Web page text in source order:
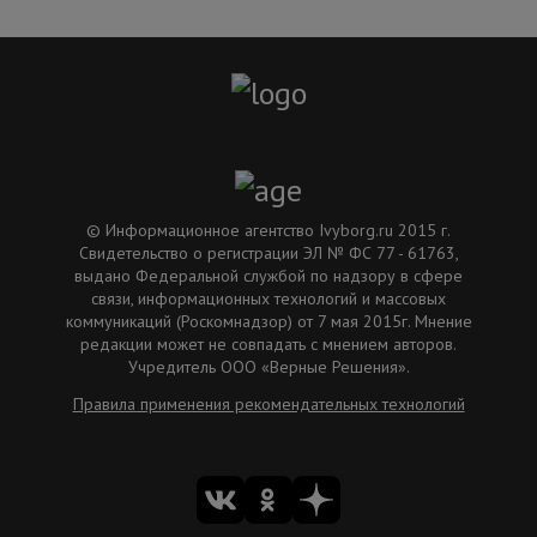
© Информационное агентство Ivyborg.ru 2015 г.
Свидетельство о регистрации ЭЛ № ФС 77 - 61763,
выдано Федеральной службой по надзору в сфере
связи, информационных технологий и массовых
коммуникаций (Роскомнадзор) от 7 мая 2015г. Мнение
редакции может не совпадать с мнением авторов.
Учредитель ООО «Верные Решения».
Правила применения рекомендательных технологий